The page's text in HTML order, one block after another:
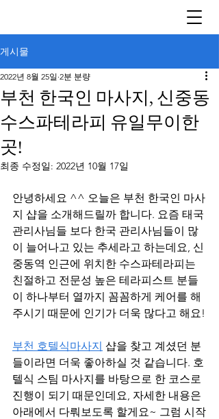
게시물
부천 한국인 마사지, 신중동
수스파테라피 유일무이한
곳!
2022년 8월 25일 2분 분량
최종 수정일: 2022년 10월 17일
안녕하세요 ^^ 오늘은 부천 한국인 마사
지 샵을 소개해드릴까 합니다. 요즘 태국
관리사님들 보다 한국 관리사님들이 많
이 늘어나고 있는 추세라고 하는데요, 신
중동역 인근에 위치한 수스파테라피는
친절하고 전문성 높은 테라피스트 분들
이 하나부터 열까지 꼼꼼하게 케어를 해
주시기 때문에 인기가 더욱 많다고 해요!
부천 호텔식마사지 샵을 찾고 계셨던 분
들이라면 더욱 좋아하실 것 같습니다. 호
텔식 스팀 마사지를 바탕으로 한 코스로
진행이 되기 때문인데요, 자세한 내용은
아래에서 다뤄보도록 할게요~ 그럼 시작